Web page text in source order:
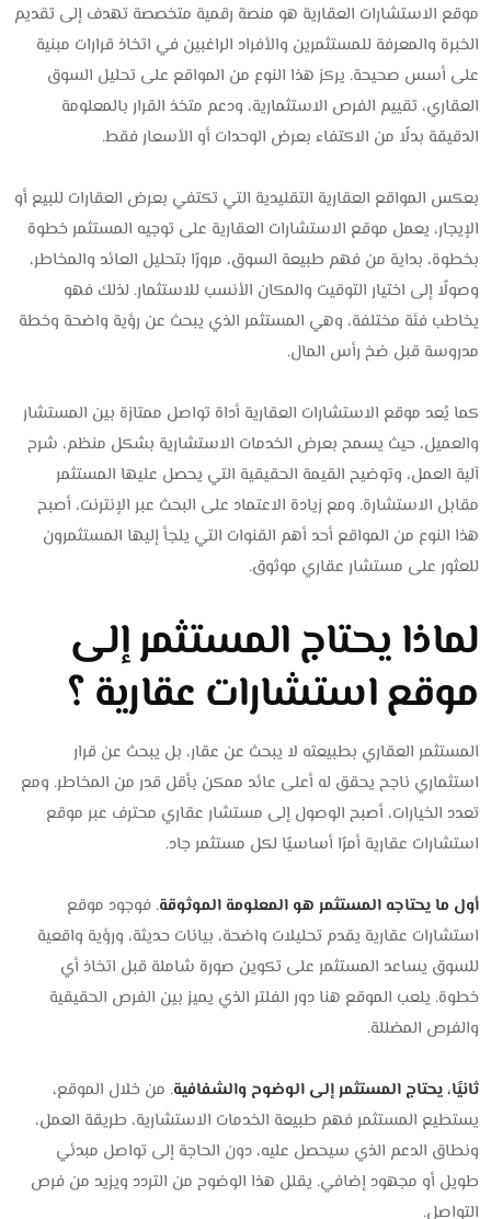
موقع الاستشارات العقارية هو منصة رقمية متخصصة تهدف إلى تقديم
الخبرة والمعرفة للمستثمرين والأفراد الراغبين في اتخاذ قرارات مبنية
على أسس صحيحة. يركز هذا النوع من المواقع على تحليل السوق
العقاري، تقييم الفرص الاستثمارية، ودعم متخذ القرار بالمعلومة
الدقيقة بدلًا من الاكتفاء بعرض الوحدات أو الأسعار فقط.
بعكس المواقع العقارية التقليدية التي تكتفي بعرض العقارات للبيع أو
الإيجار، يعمل موقع الاستشارات العقارية على توجيه المستثمر خطوة
بخطوة، بداية من فهم طبيعة السوق، مرورًا بتحليل العائد والمخاطر،
وصولًا إلى اختيار التوقيت والمكان الأنسب للاستثمار. لذلك فهو
يخاطب فئة مختلفة، وهي المستثمر الذي يبحث عن رؤية واضحة وخطة
مدروسة قبل ضخ رأس المال.
كما يُعد موقع الاستشارات العقارية أداة تواصل ممتازة بين المستشار
والعميل، حيث يسمح بعرض الخدمات الاستشارية بشكل منظم، شرح
آلية العمل، وتوضيح القيمة الحقيقية التي يحصل عليها المستثمر
مقابل الاستشارة. ومع زيادة الاعتماد على البحث عبر الإنترنت، أصبح
هذا النوع من المواقع أحد أهم القنوات التي يلجأ إليها المستثمرون
للعثور على مستشار عقاري موثوق.
لماذا يحتاج المستثمر إلى
موقع استشارات عقارية ؟
المستثمر العقاري بطبيعته لا يبحث عن عقار، بل يبحث عن قرار
استثماري ناجح يحقق له أعلى عائد ممكن بأقل قدر من المخاطر. ومع
تعدد الخيارات، أصبح الوصول إلى مستشار عقاري محترف عبر موقع
استشارات عقارية أمرًا أساسيًا لكل مستثمر جاد.
أول ما يحتاجه المستثمر هو المعلومة الموثوقة. فوجود موقع
استشارات عقارية يقدم تحليلات واضحة، بيانات حديثة، ورؤية واقعية
للسوق يساعد المستثمر على تكوين صورة شاملة قبل اتخاذ أي
خطوة. يلعب الموقع هنا دور الفلتر الذي يميز بين الفرص الحقيقية
والفرص المضللة.
ثانيًا، يحتاج المستثمر إلى الوضوح والشفافية. من خلال الموقع،
يستطيع المستثمر فهم طبيعة الخدمات الاستشارية، طريقة العمل،
ونطاق الدعم الذي سيحصل عليه، دون الحاجة إلى تواصل مبدئي
طويل أو مجهود إضافي. يقلل هذا الوضوح من التردد ويزيد من فرص
التواصل.